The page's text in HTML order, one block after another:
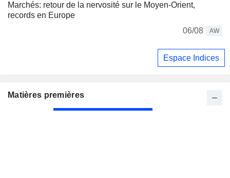
Marchés: retour de la nervosité sur le Moyen-Orient,
records en Europe
06/08
AW
Espace Indices
Matières premières